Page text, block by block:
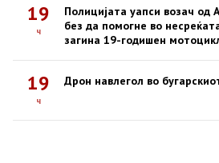
19
ч
Полицијата уапси возач од
без да помогне во
загина 19-годишен
19
ч
Дрон навлегол во